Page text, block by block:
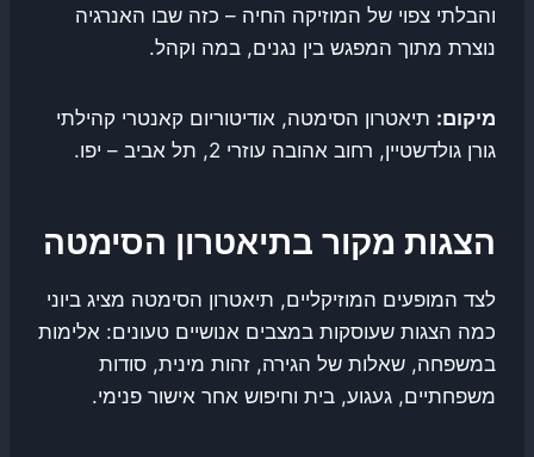
והבלתי צפוי של המוזיקה החיה – כזה שבו האנרגיה
נוצרת מתוך המפגש בין נגנים, במה וקהל.
מיקום: תיאטרון הסימטה, אודיטוריום קאנטרי קהילתי
גורן גולדשטיין, רחוב אהובה עוזרי 2, תל אביב – יפו.
הצגות מקור בתיאטרון הסימטה
לצד המופעים המוזיקליים, תיאטרון הסימטה מציג ביוני
כמה הצגות שעוסקות במצבים אנושיים טעונים: אלימות
במשפחה, שאלות של הגירה, זהות מינית, סודות
משפחתיים, געגוע, בית וחיפוש אחר אישור פנימי.